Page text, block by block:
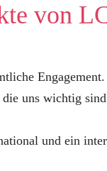
von
uns wichtig
und ein